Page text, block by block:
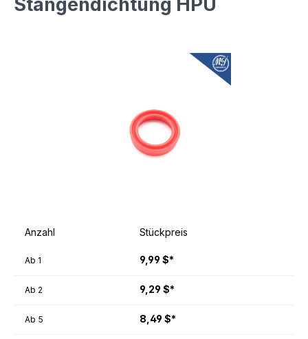
Anzahl Stückpreis
Ab 1 9,99 $*
Ab 2 9,29 $*
Ab 5 8,49 $*